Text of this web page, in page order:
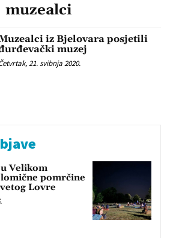
muzealci
iz Bjelovara posjetili
muzej
21. svibnja 2020.
Velikom
pomrčine
Lovre